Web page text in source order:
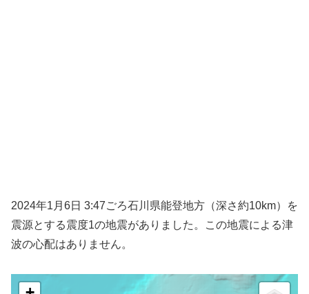
2024年1月6日 3:47ごろ石川県能登地方（深さ約10km）を
震源とする震度1の地震がありました。この地震による津
波の心配はありません。